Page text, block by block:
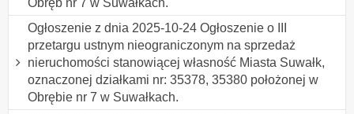
Ogłoszenie z dnia 2025-10-24 Ogłoszenie o III
przetargu ustnym nieograniczonym na sprzedaż
nieruchomości stanowiącej własność Miasta Suwałk,
oznaczonej działkami nr: 35378, 35380 położonej w
Obrębie nr 7 w Suwałkach.